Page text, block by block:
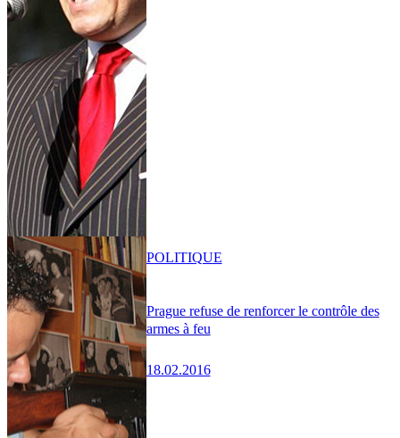
Prague refuse de renforcer le contrôle des
armes à feu
18.02.2016
POLITIQUE